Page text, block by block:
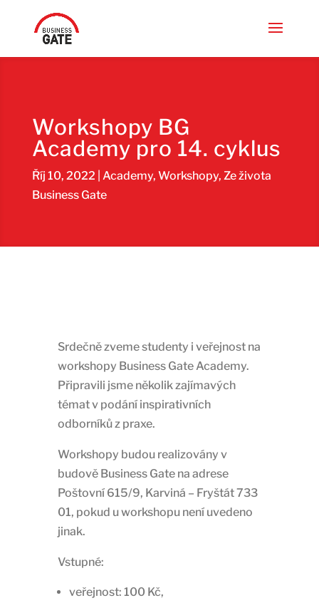
Workshopy BG
Academy pro 14. cyklus
Říj 10, 2022 Academy, Workshopy, Ze života
Business Gate
Srdečně zveme studenty i veřejnost na
workshopy Business Gate Academy.
Připravili jsme několik zajímavých
témat v podání inspirativních
odborníků z praxe.
Workshopy budou realizovány v
budově Business Gate na adrese
Poštovní 615/9, Karviná – Fryštát 733
01, pokud u workshopu není uvedeno
jinak.
Vstupné:
veřejnost: 100 Kč,